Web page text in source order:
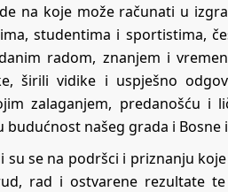
na koje može računati u
studentima i sportistima,
radom, znanjem i
širili vidike i uspješno
zalaganjem, predanošću i
našeg grada i Bosne
se na podršci i priznanju
rad i ostvarene rezultate